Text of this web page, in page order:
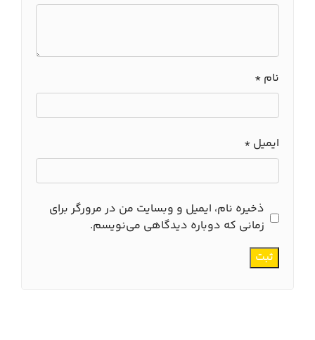
نام *
ایمیل *
ذخیره نام، ایمیل و وبسایت من در مرورگر برای
زمانی که دوباره دیدگاهی می‌نویسم.